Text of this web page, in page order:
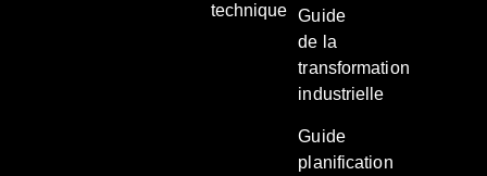
technique
Guide
de la
transformation
industrielle
Guide
planification